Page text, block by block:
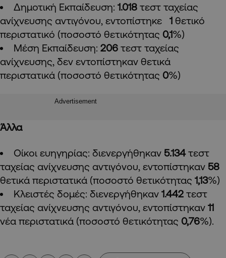
Δημοτική Εκπαίδευση: 1.018 τεστ ταχείας
ανίχνευσης αντιγόνου, εντοπίστηκε
1 θετικό
περιστατικό (ποσοστό θετικότητας 0,1%)
Μέση Εκπαίδευση: 206 τεστ ταχείας
ανίχνευσης, δεν εντοπίστηκαν θετικά
περιστατικά (ποσοστό θετικότητας 0%)
Advertisement
Άλλα
Οίκοι ευηγηρίας: διενεργήθηκαν 5.134τεστ
ταχείας ανίχνευσης αντιγόνου, εντοπίστηκαν 58
θετικά περιστατικά (ποσοστό θετικότητας 1,13%)
Κλειστές δομές: διενεργήθηκαν 1.442 τεστ
ταχείας ανίχνευσης αντιγόνου, εντοπίστηκαν 11
νέα περιστατικά (ποσοστό θετικότητας 0,76%).